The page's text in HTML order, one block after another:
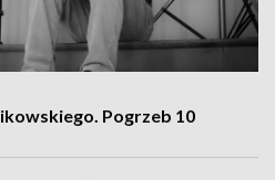
Pogrzeb 10